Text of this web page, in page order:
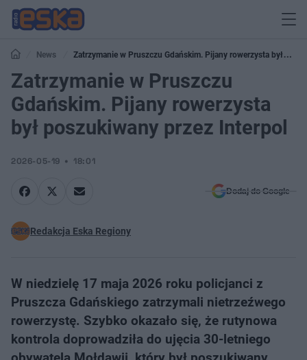
News
Zatrzymanie w Pruszczu Gdańskim. Pijany rowerzysta był
poszukiwany przez Interpol
Zatrzymanie w Pruszczu
Gdańskim. Pijany rowerzysta
był poszukiwany przez Interpol
2026-05-19 18:01
Dodaj do Google
Redakcja Eska Regiony
W niedzielę 17 maja 2026 roku policjanci z
Pruszcza Gdańskiego zatrzymali nietrzeźwego
rowerzystę. Szybko okazało się, że rutynowa
kontrola doprowadziła do ujęcia 30-letniego